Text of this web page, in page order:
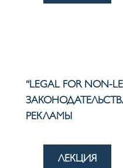
“LEGAL FOR NON-
РЕКЛАМЫ
ЛЕКЦИЯ